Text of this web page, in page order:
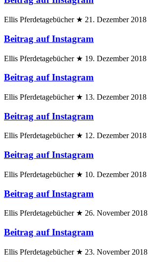
Ellis Pferdetagebücher ★ 21. Dezember 2018
Beitrag auf Instagram
Ellis Pferdetagebücher ★ 19. Dezember 2018
Beitrag auf Instagram
Ellis Pferdetagebücher ★ 13. Dezember 2018
Beitrag auf Instagram
Ellis Pferdetagebücher ★ 12. Dezember 2018
Beitrag auf Instagram
Ellis Pferdetagebücher ★ 10. Dezember 2018
Beitrag auf Instagram
Ellis Pferdetagebücher ★ 26. November 2018
Beitrag auf Instagram
Ellis Pferdetagebücher ★ 23. November 2018